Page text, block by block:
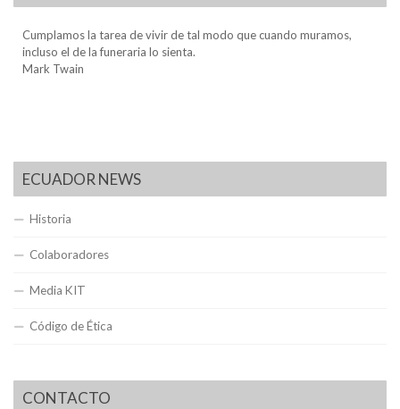
Cumplamos la tarea de vivir de tal modo que cuando muramos,
incluso el de la funeraria lo sienta.
Mark Twain
ECUADOR NEWS
Historia
Colaboradores
Media KIT
Código de Ética
CONTACTO